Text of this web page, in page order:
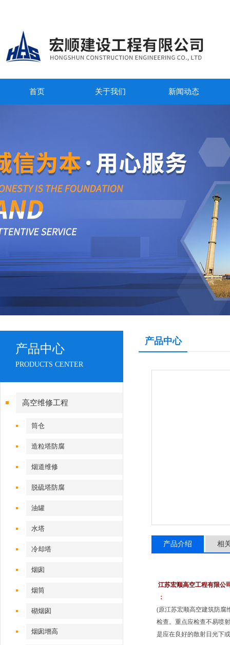
首页 关于我们 新闻动态
产品中心
PRODUCTS CENTER
高空维修工程
筒仓
造粒塔防腐
烟道维修
脱硫塔防腐
油罐
水塔
冷却塔
烟囱
烟筒
砌烟囱
烟囱增高
产品中心
产品介绍 相
江苏宏顺高空工程有限公
：
(原江苏宏顺高空建筑防腐
检查。重点应检查不易喷
是应在良好的散射日光下